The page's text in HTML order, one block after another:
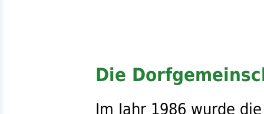
Die
Im Jahr 1986 wurde